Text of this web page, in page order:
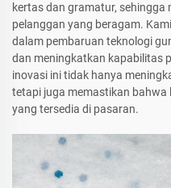
kertas dan gramatur,
pelanggan yang beragam.
dalam pembaruan teknologi
dan meningkatkan kapabilitas
inovasi ini tidak hanya
tetapi juga memastikan bahwa
yang tersedia di pasaran.